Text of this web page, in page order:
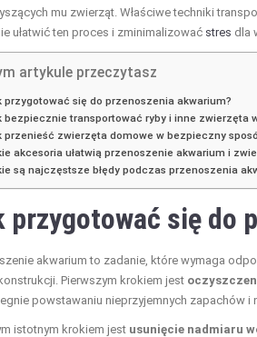
mu zwierząt. Właściwe techniki
ułatwić ten proces i zminimalizować stres dla
artykule przeczytasz
przygotować się do przenoszenia akwarium?
bezpiecznie transportować ryby i inne zwierzęta
przenieść zwierzęta domowe w bezpieczny
akcesoria ułatwią przenoszenie akwarium i
są najczęstsze błędy podczas przenoszenia
przygotować się do
akwarium to zadanie, które wymaga
Pierwszym krokiem jest
powstawaniu nieprzyjemnych zapachów i
istotnym krokiem jest usunięcie nadmiaru